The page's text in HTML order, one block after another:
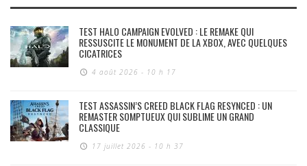
TEST HALO CAMPAIGN EVOLVED : LE REMAKE QUI
RESSUSCITE LE MONUMENT DE LA XBOX, AVEC QUELQUES
CICATRICES
4 août 2026 - 10 h 17
TEST ASSASSIN’S CREED BLACK FLAG RESYNCED : UN
REMASTER SOMPTUEUX QUI SUBLIME UN GRAND
CLASSIQUE
17 juillet 2026 - 10 h 37